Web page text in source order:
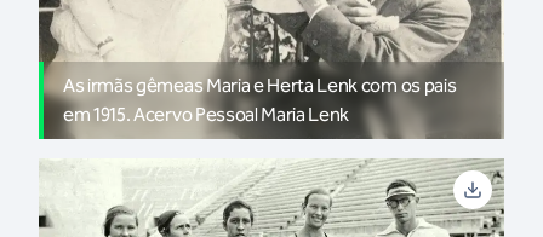
As irmãs gêmeas Maria e Herta Lenk com os pais
em 1915. Acervo Pessoal Maria Lenk